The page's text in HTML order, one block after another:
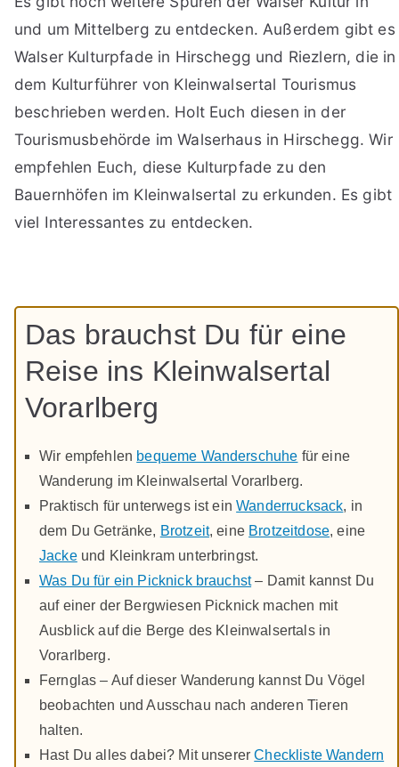
und um Mittelberg zu entdecken. Außerdem gibt es
Walser Kulturpfade in Hirschegg und Riezlern, die in
dem Kulturführer von Kleinwalsertal Tourismus
beschrieben werden. Holt Euch diesen in der
Tourismusbehörde im Walserhaus in Hirschegg. Wir
empfehlen Euch, diese Kulturpfade zu den
Bauernhöfen im Kleinwalsertal zu erkunden. Es gibt
viel Interessantes zu entdecken.
Das brauchst Du für eine
Reise ins Kleinwalsertal
Vorarlberg
Wir empfehlen bequeme Wanderschuhe für eine
Wanderung im Kleinwalsertal Vorarlberg.
Praktisch für unterwegs ist einWanderrucksack, in
dem Du Getränke, Brotzeit, eine Brotzeitdose, eine
Jackeund Kleinkram unterbringst.
Was Du für ein Picknick brauchst– Damit kannst Du
auf einer der Bergwiesen Picknick machen mit
Ausblick auf die Berge des Kleinwalsertals in
Vorarlberg.
Fernglas – Auf dieser Wanderung kannst Du Vögel
beobachten und Ausschau nach anderen Tieren
halten.
Hast Du alles dabei? Mit unsererCheckliste Wandern